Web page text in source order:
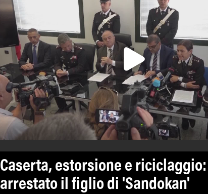
Caserta, estorsione e riciclaggio:
arrestato il figlio di 'Sandokan'